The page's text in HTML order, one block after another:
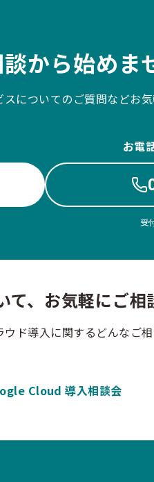
から始めま
についてのご質問などお
お電
受
て、お気軽にご相
ド導入に関するどんなご
Cloud 導入相談会